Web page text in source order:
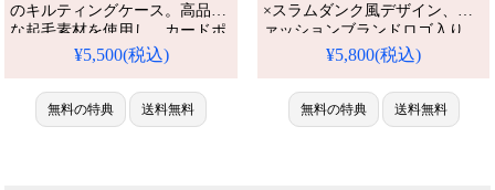
のキルティングケース。高品質
な起毛素材を使用し、カードポ
ケット付きで多機能。防塵・滑
日常でも使いやすい実用的なス
マホケースです。アイフォン
14/14pro/15/15pro max 携帯ケー
¥5,500(税込)
無料の特典 送料無料
×スラムダンク風デザイン、フ
ァッションブランドロゴ入り。
新型耐衝撃素材、
iPhone16pro/15pro max/14pro/13
人気ブランド、防水の多機能仕
様。かわいいノースフェイスス
¥5,800(税込)
無料の特典 送料無料